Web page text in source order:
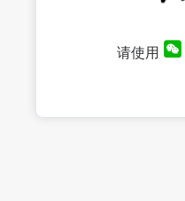
请使用